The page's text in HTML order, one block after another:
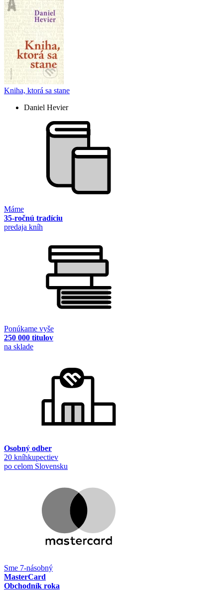
Kniha, ktorá sa stane
Daniel Hevier
Máme
35-ročnú tradíciu
predaja kníh
Ponúkame vyše
250 000 titulov
na sklade
Osobný odber
20 kníhkupectiev
po celom Slovensku
Sme 7-násobný
MasterCard
Obchodník roka